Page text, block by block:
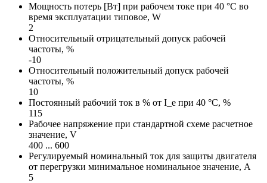
Мощность потерь [Вт] при рабочем токе при 40 °C во
время эксплуатации типовое, W
2
Относительный отрицательный допуск рабочей
частоты, %
-10
Относительный положительный допуск рабочей
частоты, %
10
Постоянный рабочий ток в % от I_e при 40 °C, %
115
Рабочее напряжение при стандартной схеме расчетное
значение, V
400 ... 600
Регулируемый номинальный ток для защиты двигателя
от перегрузки минимальное номинальное значение, A
5